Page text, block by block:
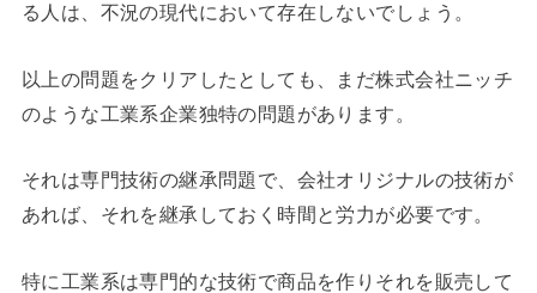
る人は、不況の現代において存在しないでしょう。
以上の問題をクリアしたとしても、まだ株式会社ニッチ
のような工業系企業独特の問題があります。
それは専門技術の継承問題で、会社オリジナルの技術が
あれば、それを継承しておく時間と労力が必要です。
特に工業系は専門的な技術で商品を作りそれを販売して